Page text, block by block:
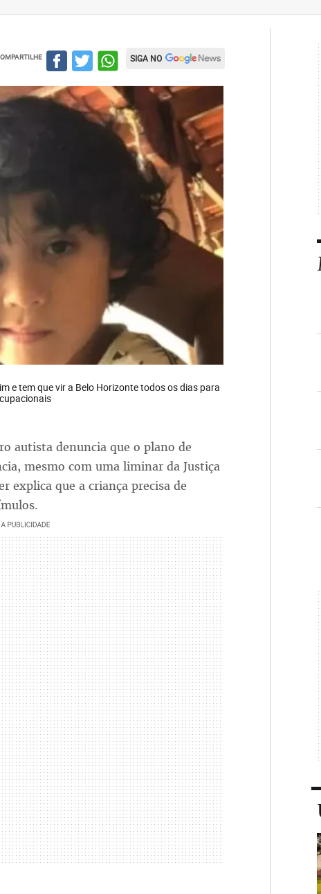
SIGA NO
e tem que vir a Belo Horizonte todos os dias para
autista denuncia que o plano de
mesmo com uma liminar da Justiça
explica que a criança precisa de